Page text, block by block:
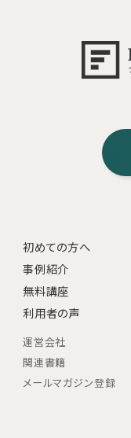
初めての方へ
事例紹介
無料講座
利用者の声
運営会社
関連書籍
メールマガジン登録